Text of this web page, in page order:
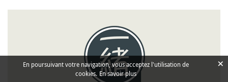
En poursuivant votre navigation, vous acceptez l'utilisation de
cookies. En savoir plus
×